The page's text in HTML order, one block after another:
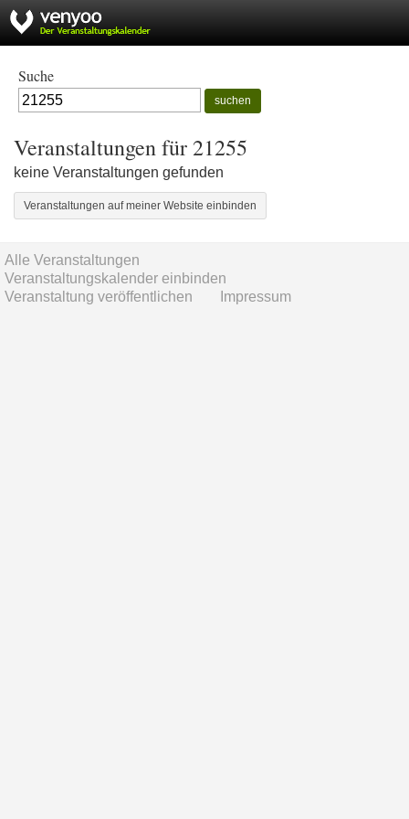
Suche
suchen
Veranstaltungen für 21255
keine Veranstaltungen gefunden
Veranstaltungen auf meiner Website einbinden
Alle Veranstaltungen
Veranstaltungskalender einbinden
Veranstaltung veröffentlichen
Impressum